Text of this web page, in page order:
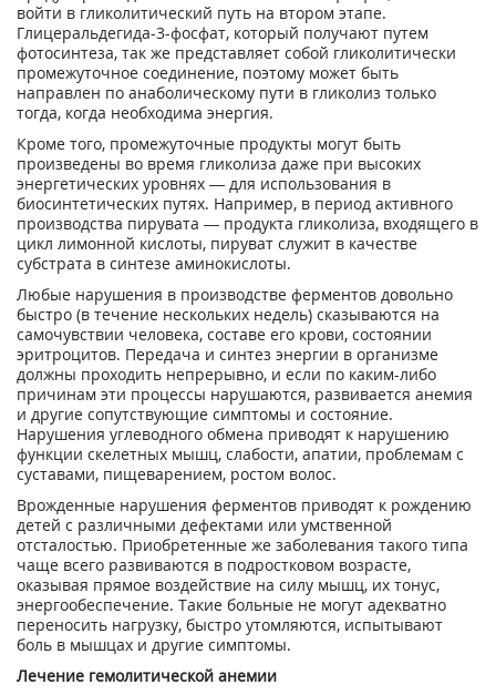
войти в гликолитический путь на втором этапе.
Глицеральдегида-3-фосфат, который получают путем
фотосинтеза, так же представляет собой гликолитически
промежуточное соединение, поэтому может быть
направлен по анаболическому пути в гликолиз только
тогда, когда необходима энергия.
Кроме того, промежуточные продукты могут быть
произведены во время гликолиза даже при высоких
энергетических уровнях — для использования в
биосинтетических путях. Например, в период активного
производства пирувата — продукта гликолиза, входящего в
цикл лимонной кислоты, пируват служит в качестве
субстрата в синтезе аминокислоты.
Любые нарушения в производстве ферментов довольно
быстро (в течение нескольких недель) сказываются на
самочувствии человека, составе его крови, состоянии
эритроцитов. Передача и синтез энергии в организме
должны проходить непрерывно, и если по каким-либо
причинам эти процессы нарушаются, развивается анемия
и другие сопутствующие симптомы и состояние.
Нарушения углеводного обмена приводят к нарушению
функции скелетных мышц, слабости, апатии, проблемам с
суставами, пищеварением, ростом волос.
Врожденные нарушения ферментов приводят к рождению
детей с различными дефектами или умственной
отсталостью. Приобретенные же заболевания такого типа
чаще всего развиваются в подростковом возрасте,
оказывая прямое воздействие на силу мышц, их тонус,
энергообеспечение. Такие больные не могут адекватно
переносить нагрузку, быстро утомляются, испытывают
боль в мышцах и другие симптомы.
Лечение гемолитической анемии